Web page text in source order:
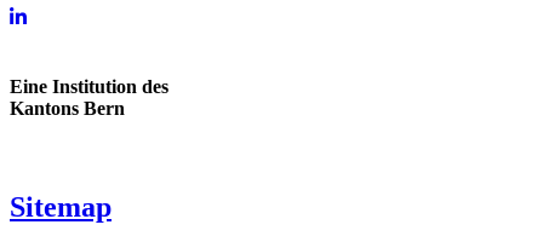
Eine Institution des
Kantons Bern
Sitemap